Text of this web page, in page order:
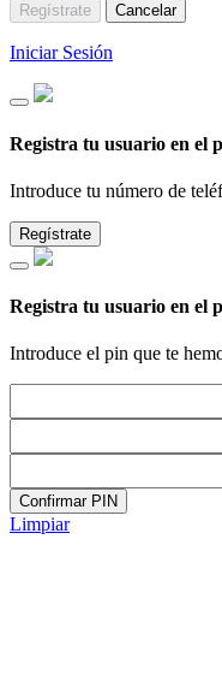
Regístrate
Cancelar
Iniciar Sesión
Registra tu usuario en el
Introduce tu número de
Regístrate
Registra tu usuario en el
Introduce el pin que te
Confirmar PIN
Limpiar